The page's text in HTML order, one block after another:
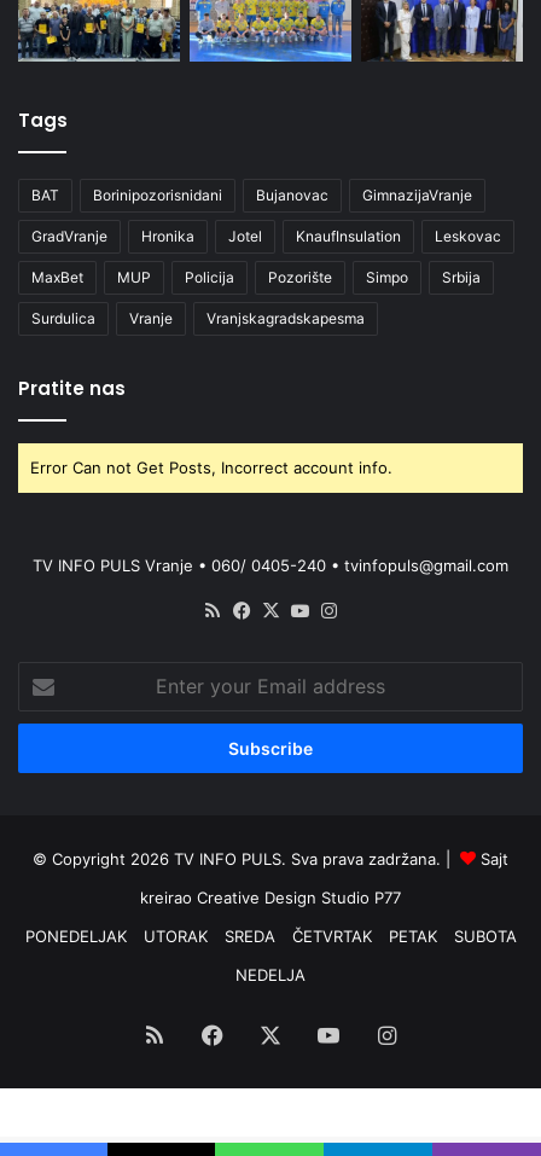
Tags
BAT Borinipozorisnidani Bujanovac GimnazijaVranje
GradVranje Hronika Jotel KnaufInsulation Leskovac
MaxBet MUP Policija Pozorište Simpo Srbija
Surdulica Vranje Vranjskagradskapesma
Pratite nas
Error Can not Get Posts, Incorrect account info.
TV INFO PULS Vranje • 060/ 0405-240 • tvinfopuls@gmail.com
RSS Facebook
X YouTube
your
Email
© Copyright 2026 TV INFO PULS. Sva prava zadržana. |
Sajt
kreirao Creative Design Studio P77
PONEDELJAK
UTORAK SREDA ČETVRTAK PETAK
SUBOTA
NEDELJA
RSS Facebook YouTubeInstagram